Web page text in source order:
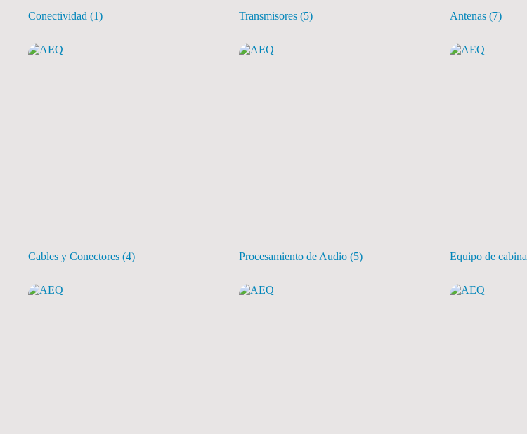
Conectividad (1) Transmisores (5) Antenas (7)
Cables y Conectores (4) Procesamiento de Audio (5) Equipo de cabina